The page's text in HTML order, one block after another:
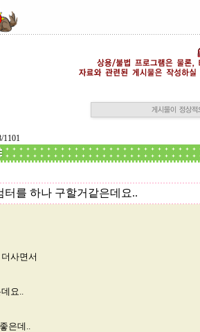
1101
터를 하나 구할거같은데요..
사면서
요..
은데..